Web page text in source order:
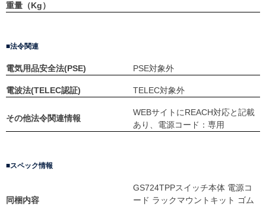
重量（Kg）
法令関連
電気用品安全法(PSE) PSE対象外
電波法(TELEC認証) TELEC対象外
その他法令関連情報
WEBサイトにREACH対応と記載
あり、電源コード：専用
スペック情報
同梱内容
GS724TPPスイッチ本体 電源コ
ード ラックマウントキット ゴム